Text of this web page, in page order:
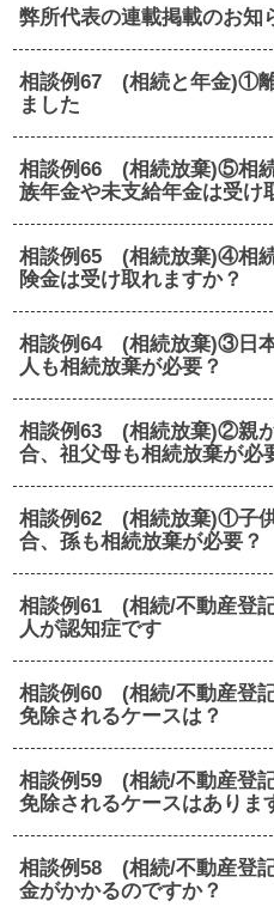
弊所代表の連載掲載のお
相談例67 (相続と年金)①
ました
相談例66 (相続放棄)⑤相
族年金や未支給年金は受け
相談例65 (相続放棄)④相
険金は受け取れますか？
相談例64 (相続放棄)③日
人も相続放棄が必要？
相談例63 (相続放棄)②親
合、祖父母も相続放棄が必
相談例62 (相続放棄)①子
合、孫も相続放棄が必要？
相談例61 (相続/不動産登
人が認知症です
相談例60 (相続/不動産登
免除されるケースは？
相談例59 (相続/不動産登
免除されるケースはありま
相談例58 (相続/不動産登
金がかかるのですか？